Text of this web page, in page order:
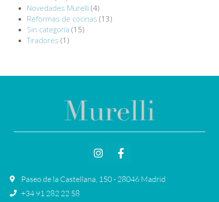
Novedades Murelli (4)
Reformas de cocinas (13)
Sin categoría (15)
Tiradores (1)
Paseo de la Castellana, 150 - 28046 Madrid
+34 91 282 22 58